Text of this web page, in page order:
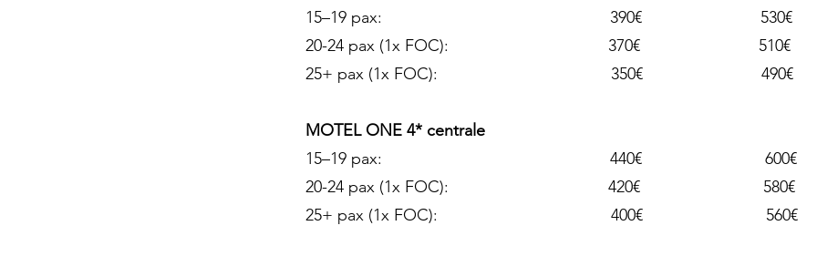
15–19 pax: 390€ 530€
20-24 pax (1x FOC): 370€ 510€
25+ pax (1x FOC): 350€ 490€
MOTEL ONE 4* centrale
15–19 pax: 440€ 600€
20-24 pax (1x FOC): 420€ 580€
25+ pax (1x FOC): 400€ 560€